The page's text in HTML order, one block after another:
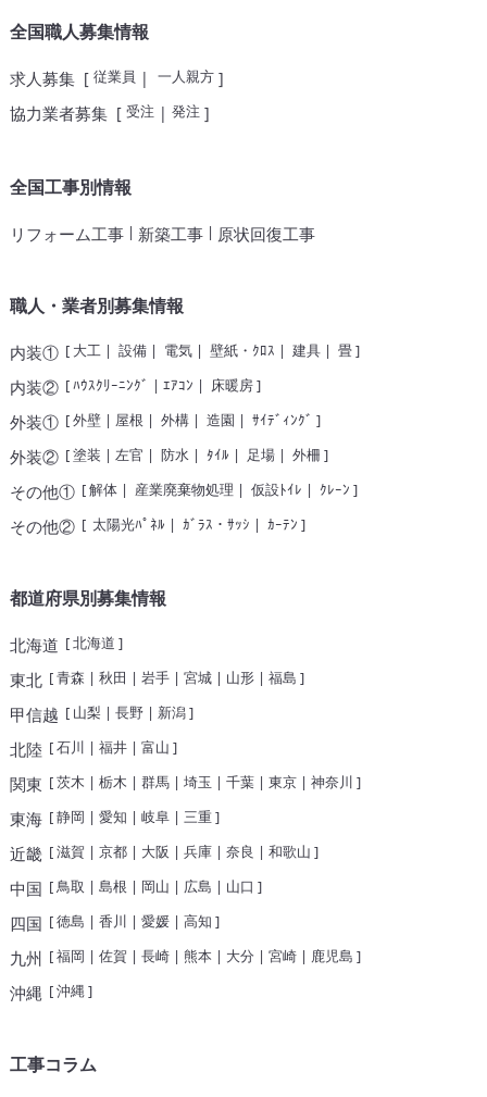
全国職人募集情報
求人募集[ 従業員 | 一人親方]
協力業者募集[ 受注| 発注]
全国工事別情報
リフォーム工事| 新築工事| 原状回復工事
職人・業者別募集情報
内装①[ 大工| 設備| 電気| 壁紙・ｸﾛｽ | 建具| 畳]
内装②[ﾊｳｽｸﾘｰﾆﾝｸﾞ | ｴｱｺﾝ | 床暖房]
外装①[外壁| 屋根 | 外構| 造園 | ｻｲﾃﾞｨﾝｸﾞ ]
外装②[塗装 | 左官 | 防水| ﾀｲﾙ | 足場| 外柵 ]
その他①[解体| 産業廃棄物処理 | 仮設ﾄｲﾚ | ｸﾚｰﾝ ]
その他②[ 太陽光ﾊﾟﾈﾙ | ｶﾞﾗｽ・ｻｯｼ | ｶｰﾃﾝ ]
都道府県別募集情報
北海道 [北海道 ]
東北 [青森 | 秋田 | 岩手| 宮城| 山形| 福島 ]
甲信越 [ 山梨 | 長野| 新潟]
北陸 [石川 | 福井| 富山 ]
関東 [茨木 | 栃木 | 群馬| 埼玉 | 千葉| 東京| 神奈川 ]
東海[静岡 | 愛知 | 岐阜| 三重]
近畿[滋賀 | 京都| 大阪 | 兵庫| 奈良 | 和歌山 ]
中国 [鳥取 | 島根 | 岡山 | 広島 | 山口 ]
四国 [徳島 | 香川 | 愛媛| 高知 ]
九州 [福岡 | 佐賀 | 長崎| 熊本| 大分 | 宮崎| 鹿児島 ]
沖縄 [沖縄]
工事コラム